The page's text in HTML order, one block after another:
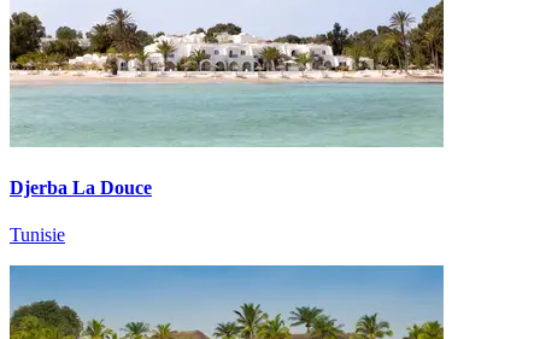
Djerba La Douce
Tunisie